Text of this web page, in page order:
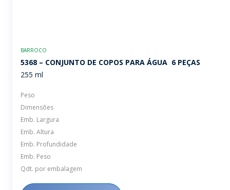
BARROCO
5368 – CONJUNTO DE COPOS PARA ÁGUA  6 PEÇAS
255 ml
Peso
Dimensões
Emb. Largura
Emb. Altura
Emb. Profundidade
Emb. Peso
Qdt. por embalagem